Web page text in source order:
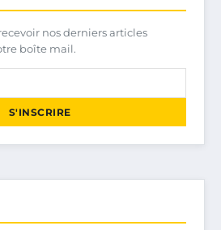
nos derniers articles
boîte mail.
S'INSCRIRE